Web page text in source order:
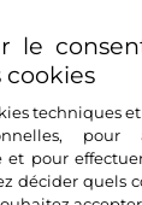
le
cookies
techniques
pour
pour
décider quels